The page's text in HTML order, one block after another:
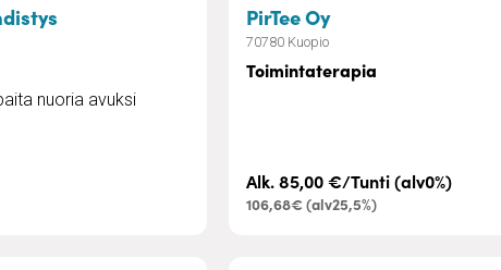
nuoria avuksi
PirTee Oy– Toimintaterapia
70780 Kuopio
Toimintaterapia
Alk. 85,00 €/Tunti (alv0%)
106,68€ (alv25,5%)